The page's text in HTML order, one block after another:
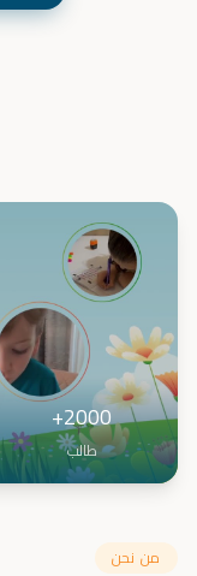
2000+
طالب
من نحن